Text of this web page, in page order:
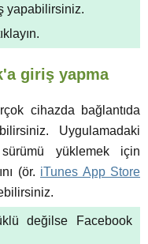
yapabilirsiniz.
giriş yapma
cihazda bağlantıda
Uygulamadaki
yüklemek için
(ör. iTunes App Store
değilse Facebook